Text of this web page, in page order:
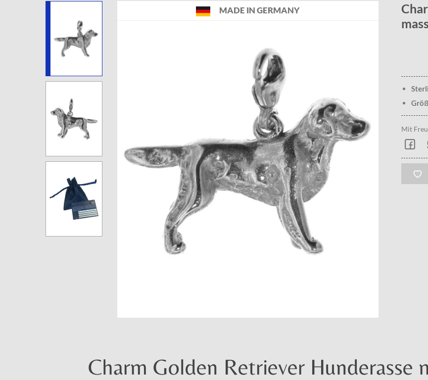
MADE IN GERMANY
Mit
Charm Golden Retriever Hunderasse